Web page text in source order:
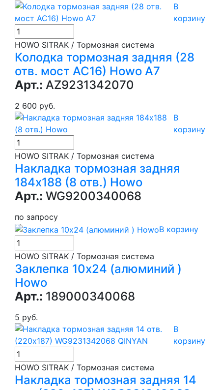
В
корзину
HOWO SITRAK / Тормозная система
Колодка тормозная задняя (28
отв. мост АС16) Howo А7
Арт.: AZ9231342070
2 600 руб.
В
корзину
HOWO SITRAK / Тормозная система
Накладка тормозная задняя
184х188 (8 отв.) Howo
Арт.: WG9200340068
по запросу
В корзину
HOWO SITRAK / Тормозная система
Заклепка 10х24 (алюминий )
Howo
Арт.: 189000340068
5 руб.
В
корзину
HOWO SITRAK / Тормозная система
Накладка тормозная задняя 14